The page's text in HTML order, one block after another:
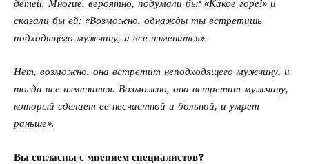
детей. Многие, вероятно, подумали бы: «Какое горе!» и
сказали бы ей: «Возможно, однажды ты встретишь
подходящего мужчину, и все изменится».
Нет, возможно, она встретит неподходящего мужчину, и
тогда все изменится. Возможно, она встретит мужчину,
который сделает ее несчастной и больной, и умрет
раньше».
Вы согласны с мнением специалистов?